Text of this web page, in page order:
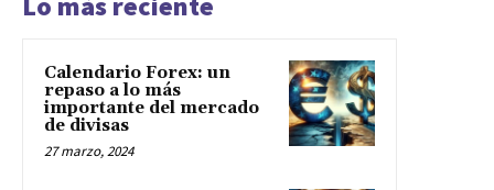
Calendario Forex: un
repaso a lo más
importante del mercado
de divisas
27 marzo, 2024